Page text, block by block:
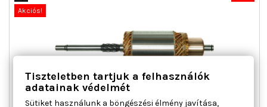
Akciós!
Tiszteletben tartjuk a felhasználók
adatainak védelmét
Sütiket használunk a böngészési élmény javítása,